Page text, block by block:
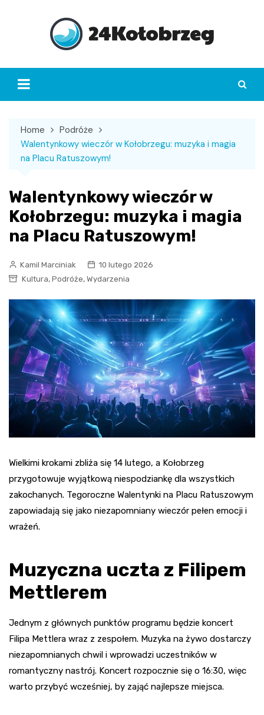
Home
Podróże
Walentynkowy wieczór w Kołobrzegu: muzyka i magia
na Placu Ratuszowym!
Walentynkowy wieczór w
Kołobrzegu: muzyka i magia
na Placu Ratuszowym!
Kamil Marciniak
10 lutego 2026
Kultura, Podróże, Wydarzenia
Wielkimi krokami zbliża się 14 lutego, a Kołobrzeg
przygotowuje wyjątkową niespodziankę dla wszystkich
zakochanych. Tegoroczne Walentynki na Placu Ratuszowym
zapowiadają się jako niezapomniany wieczór pełen emocji i
wrażeń.
Muzyczna uczta z Filipem
Mettlerem
Jednym z głównych punktów programu będzie koncert
Filipa Mettlera wraz z zespołem. Muzyka na żywo dostarczy
niezapomnianych chwil i wprowadzi uczestników w
romantyczny nastrój. Koncert rozpocznie się o 16:30, więc
warto przybyć wcześniej, by zająć najlepsze miejsca.